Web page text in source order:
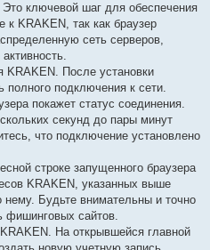
ключевой шаг для обеспечения
к KRAKEN, так как браузер
сеть серверов,
KRAKEN. После установки
полного подключения к сети.
покажет статус соединения.
секунд до пары минут
что подключение установлено
строке запущенного браузера
KRAKEN, указанных выше
нему. Будьте внимательны и точно
фишинговых сайтов.
На открывшейся главной